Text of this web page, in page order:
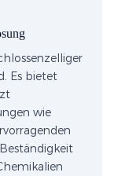
Es bietet
wie